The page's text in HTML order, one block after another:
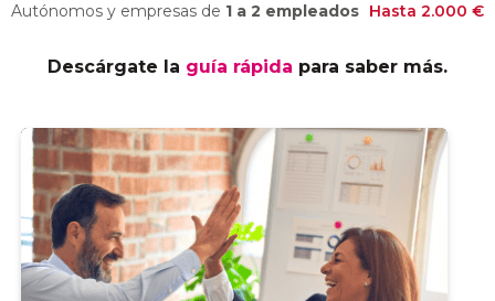
Autónomos y empresas de 1 a 2 empleados Hasta 2.000 €
Descárgate la guía rápida para saber más.